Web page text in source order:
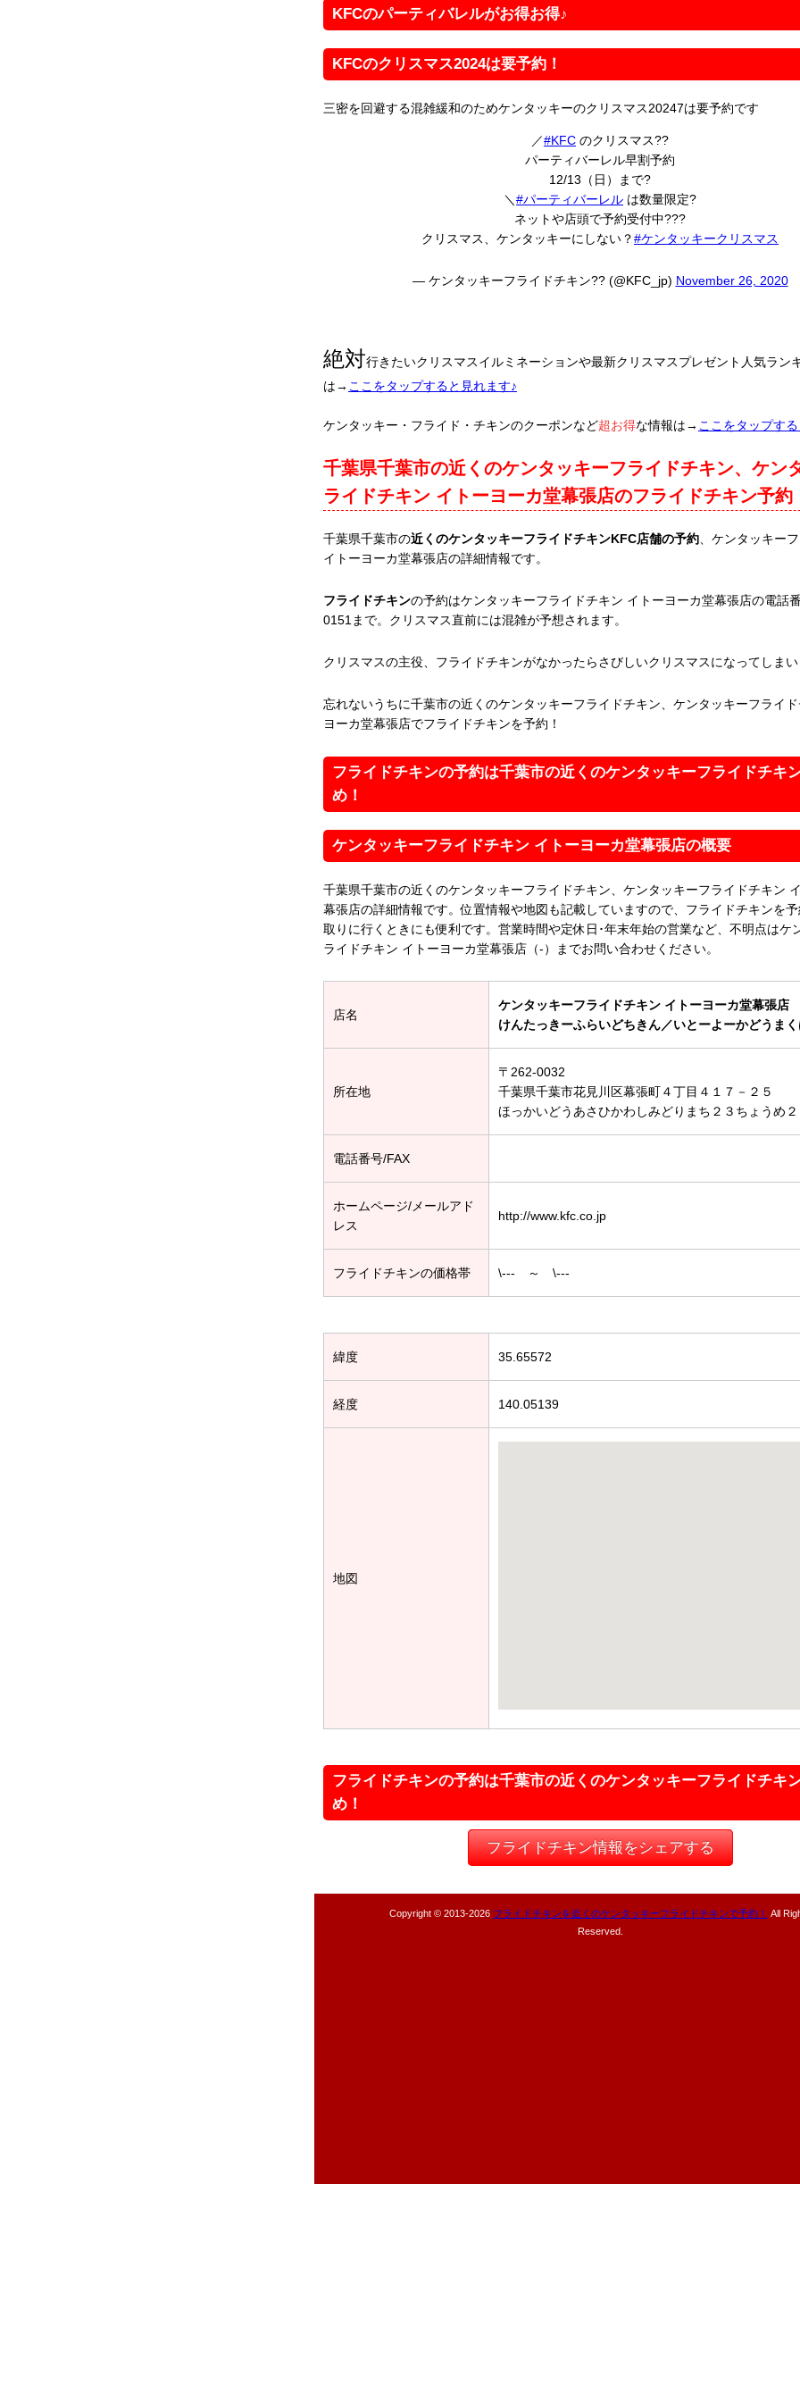
KFCのパーティバレルがお得お得♪
KFCのクリスマス2024は要予約！
三密を回避する混雑緩和のためケンタッキーのクリスマス20247は要予約です
／#KFC のクリスマス??
パーティバーレル早割予約
12/13（日）まで?
＼ #パーティバーレル は数量限定?
ネットや店頭で予約受付中???
クリスマス、ケンタッキーにしない？#ケンタッキークリスマス
— ケンタッキーフライドチキン?? (@KFC_jp) November 26, 2020
絶対行きたいクリスマスイルミネーションや最新クリスマスプレゼント人気ラン
は→ ここをタップすると見れます♪
ケンタッキー・フライド・チキンのクーポンなど超お得な情報は→ ここをタップす
千葉県千葉市の近くのケンタッキーフライドチキン、ケン
ライドチキン イトーヨーカ堂幕張店のフライドチキン予約
千葉県千葉市の近くのケンタッキーフライドチキンKFC店舗の予約 、ケンタッキー
イトーヨーカ堂幕張店の詳細情報です。
フライドチキンの予約はケンタッキーフライドチキン イトーヨーカ堂幕張店の電話
0151まで。クリスマス直前には混雑が予想されます。
クリスマスの主役、フライドチキンがなかったらさびしいクリスマスになってしまい
忘れないうちに千葉市の近くのケンタッキーフライドチキン、ケンタッキーフライ
ヨーカ堂幕張店でフライドチキンを予約！
フライドチキンの予約は千葉市の近くのケンタッキーフライドチキ
め！
ケンタッキーフライドチキン イトーヨーカ堂幕張店の概要
千葉県千葉市の近くのケンタッキーフライドチキン、ケンタッキーフライドチキン
幕張店の詳細情報です。位置情報や地図も記載していますので、フライドチキンを予
取りに行くときにも便利です。営業時間や定休日･年末年始の営業など、不明点はケ
ライドチキン イトーヨーカ堂幕張店（-）までお問い合わせください。
店名
ケンタッキーフライドチキン イトーヨーカ堂幕張店
けんたっきーふらいどちきん／いとーよーかどうま
所在地
〒262-0032
千葉県千葉市花見川区幕張町４丁目４１７－２５
ほっかいどうあさひかわしみどりまち２３ちょうめ２
電話番号/FAX
ホームページ/メールアド
レス
http://www.kfc.co.jp
フライドチキンの価格帯 \--- ～ \---
緯度 35.65572
経度 140.05139
地図
フライドチキンの予約は千葉市の近くのケンタッキーフライドチキ
め！
フライドチキン情報をシェアする
Copyright © 2013-2026 フライドチキンを近くのケンタッキーフライドチキンで予約！
All
Reserved.